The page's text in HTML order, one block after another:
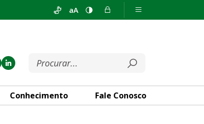
aA
Conhecimento Fale Conosco